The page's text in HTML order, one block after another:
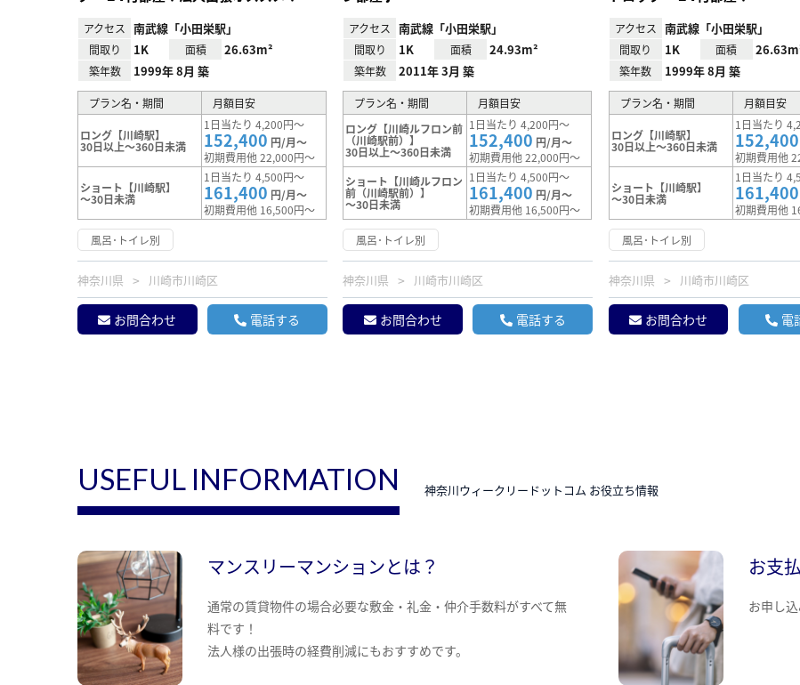
アクセス 南武線「小田栄駅」
間取り 1K 面積 26.63m²
築年数 1999年 8月 築
プラン名・期間 月額目安
ロング【川崎駅】
30日以上～360日未満
1日当たり 4,200円～
152,400 円/月～
初期費用他 22,000円～
ショート【川崎駅】
～30日未満
1日当たり 4,500円～
161,400 円/月～
初期費用他 16,500円～
風呂･トイレ別
神奈川県 川崎市川崎区
お問合わせ 電話する
アクセス 南武線「小田栄駅」
間取り 1K 面積 24.93m²
築年数 2011年 3月 築
プラン名・期間
月額目安
ロング【川崎ルフロン前
（川崎駅前）】
30日以上～360日未満
1日当たり 4,200円～
152,400 円/月～
初期費用他 22,000円～
ショート【川崎ルフロン
前（川崎駅前）】
～30日未満
1日当たり 4,500円～
161,400 円/月～
初期費用他 16,500円～
風呂･トイレ別
神奈川県 川崎市川崎区
お問合わせ 電話する
アクセス 南武線「小田栄駅」
間取り 1K 面積
築年数 1999年 8月 築
プラン名・期間 月額目安
ロング【川崎駅】
30日以上～360日未満
1日当たり
152,400
初期費用他
ショート【川崎駅】
～30日未満
1日当たり
161,400
初期費用他
風呂･トイレ別
神奈川県 川崎市川崎区
お問合わせ 電
USEFUL INFORMATION 神奈川ウィークリードットコム お役立ち情報
マンスリーマンションとは？
通常の賃貸物件の場合必要な敷金・礼金・仲介手数料がすべて無
料です！
法人様の出張時の経費削減にもおすすめです。
お支
お申し